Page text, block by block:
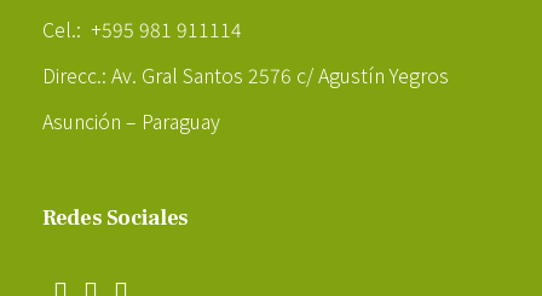
Cel.: +595 981 911114
Direcc.: Av. Gral Santos 2576 c/ Agustín Yegros
Asunción – Paraguay
Redes Sociales